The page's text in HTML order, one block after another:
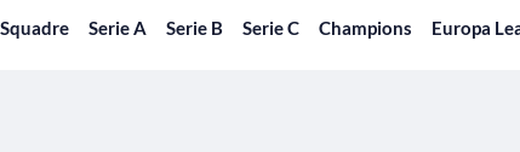
Squadre Serie A Serie B Serie C Champions Europa